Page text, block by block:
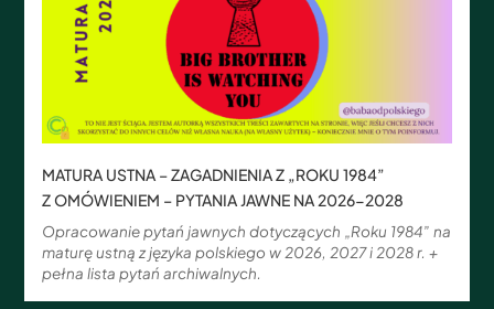
MATURA USTNA – ZAGADNIENIA Z „ROKU 1984”
Z OMÓWIENIEM – PYTANIA JAWNE NA 2026-2028
Opracowanie pytań jawnych dotyczących „Roku 1984” na
maturę ustną z języka polskiego w 2026, 2027 i 2028 r. +
pełna lista pytań archiwalnych.